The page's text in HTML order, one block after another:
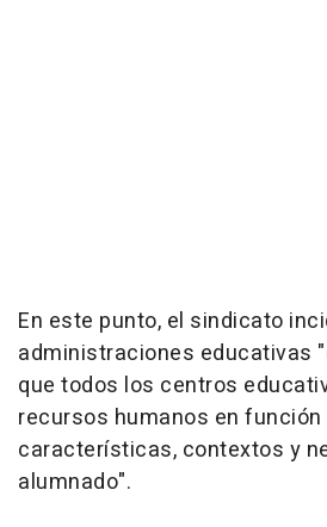
En este punto, el sindicato
administraciones educativas
que todos los centros
recursos humanos en
características, contextos y
alumnado".